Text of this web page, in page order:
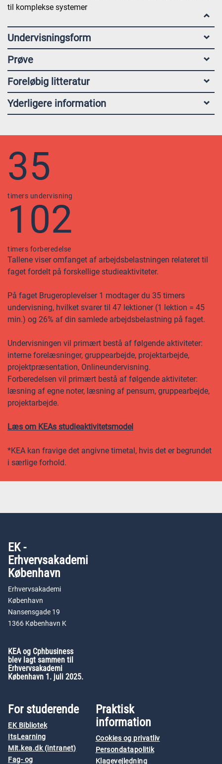
til komplekse systemer
Undervisningsform
Prøve
Foreløbig litteratur
Yderligere information
35
timers undervisning
102
timers forberedelse
Tallene viser omfanget af arbejdsbelastningen relateret til
faget fordelt på forskellige studieaktiviteter.
På faget Brugeroplevelser 1 modtager du 35 timers
undervisning, hvilket svarer til 47 lektioner (1 lektion = 45
min.) og 26% af din samlede arbejdsbelastning på faget.
Undervisningen vil primært bestå af følgende aktiviteter:
interne forelæsninger, gruppearbejde, projektarbejde,
projektpræsentation, Onlineundervisning.
Forberedelsen vil primært bestå af følgende aktiviteter:
læsning af egne noter, læsning af pensum, gruppearbejde,
projektarbejde.
Læs om KEAs studieaktivitetsmodel
*KEA kan fravige det angivne timetal, hvis det er begrundet
i særlige forhold.
EK -
Erhvervsakademi
København
Erhvervsakademi
København
Nansensgade 19
1366 København K
KEA og Cphbusiness
blev lagt sammen til
Erhvervsakademi
København 1. juli 2025.
For studerende
EK Bibliotek
ItsLearning
Mit.kea.dk (intranet)
Fag- og
Praktisk
information
Cookies og privatliv
Persondatapolitik
Klagevejledning